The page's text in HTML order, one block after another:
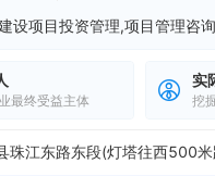
最终受益主体
实
挖
珠江东路东段(灯塔往西500